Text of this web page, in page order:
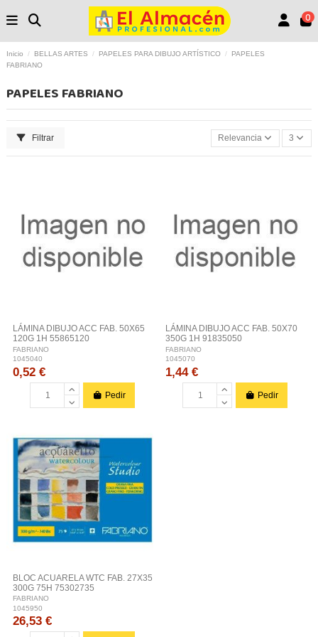
0
Inicio BELLAS ARTES PAPELES PARA DIBUJO ARTÍSTICO
PAPELES
FABRIANO
PAPELES FABRIANO
Filtrar Relevancia 3
LÁMINA DIBUJO ACC FAB. 50X65
120G 1H 55865120
FABRIANO
1045040
0,52 €
Pedir
LÁMINA DIBUJO ACC FAB. 50X70
350G 1H 91835050
FABRIANO
1045070
1,44 €
Pedir
BLOC ACUARELA WTC FAB. 27X35
300G 75H 75302735
FABRIANO
1045950
26,53 €